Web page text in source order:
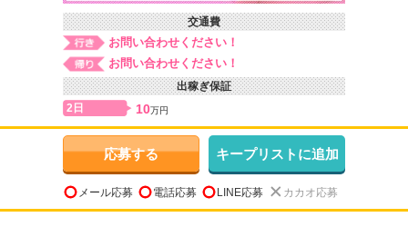
交通費
お問い合わせください！
お問い合わせください！
出稼ぎ保証
2日
10万円
応募する キープリストに追加
メール応募 電話応募 LINE応募 カカオ応募